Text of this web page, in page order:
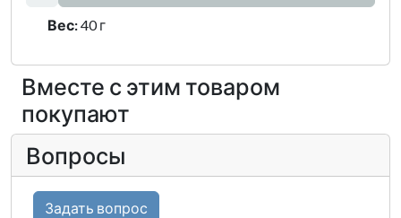
Вес:40 г
Вместе с этим товаром
покупают
Вопросы
Задать вопрос